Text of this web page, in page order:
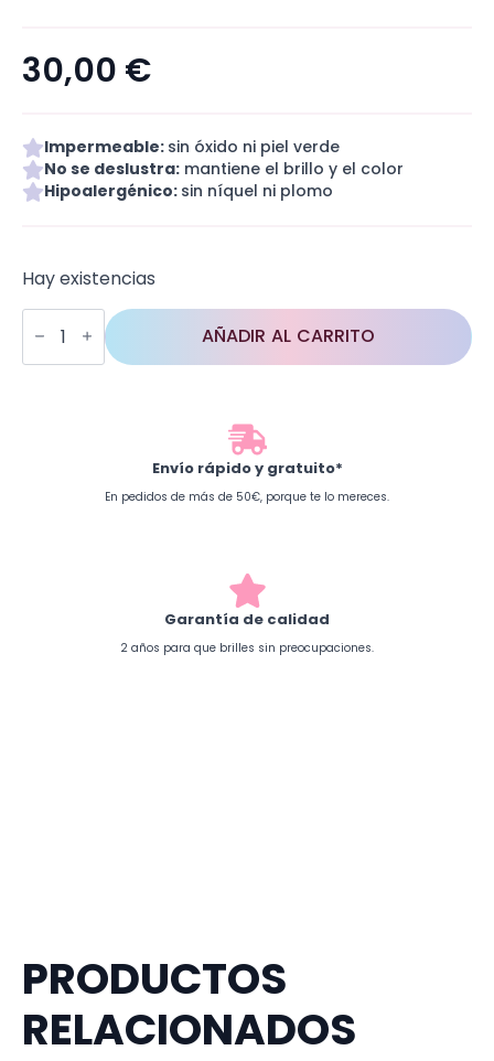
30,00 €
Impermeable: sin óxido ni piel verde
No se deslustra: mantiene el brillo y el color
Hipoalergénico: sin níquel ni plomo
Hay existencias
Perla
cantidad AÑADIR AL CARRITO
Envío rápido y gratuito*
En pedidos de más de 50€, porque te lo mereces.
Garantía de calidad
2 años para que brilles sin preocupaciones.
PRODUCTOS
RELACIONADOS